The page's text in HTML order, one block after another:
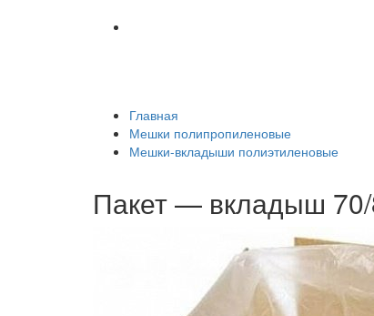
Главная
Мешки полипропиленовые
Мешки-вкладыши полиэтиленовые
Пакет — вкладыш